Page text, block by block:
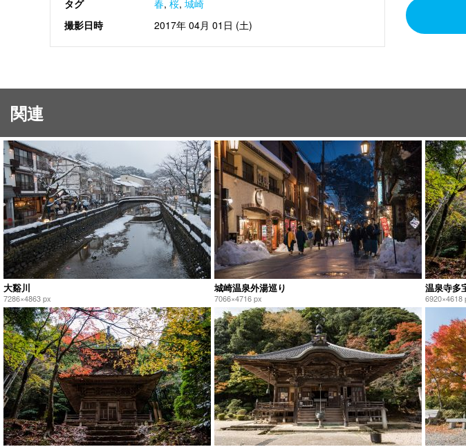
タグ
春, 桜, 城崎
撮影日時
2017年 04月 01日 (土)
関連
大谿川
7286×4863 px
城崎温泉外湯巡り
7066×4716 px
温泉寺多
6920×4618